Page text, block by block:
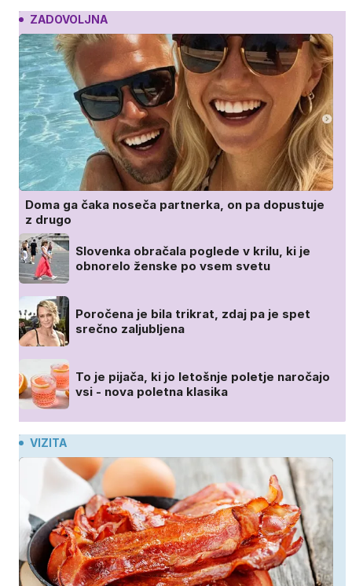
ZADOVOLJNA
Doma ga čaka noseča partnerka, on pa dopustuje
z drugo
Slovenka obračala poglede v krilu, ki je
obnorelo ženske po vsem svetu
Poročena je bila trikrat, zdaj pa je spet
srečno zaljubljena
To je pijača, ki jo letošnje poletje naročajo
vsi - nova poletna klasika
VIZITA